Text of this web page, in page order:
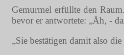
Gemurmel erfüllte den
bevor er antwortete: „Äh, -
„Sie bestätigen damit also